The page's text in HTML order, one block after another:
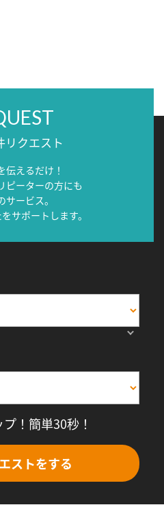
リクエスト
伝えるだけ！
ピーターの方にも
サービス。
サポートします。
！簡単30秒！
ストをする